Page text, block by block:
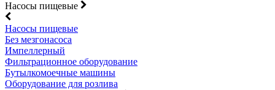
Насосы пищевые
Насосы пищевые
Без мезгонасоса
Импеллерный
Фильтрационное оборудование
Бутылкомоечные машины
Оборудование для розлива